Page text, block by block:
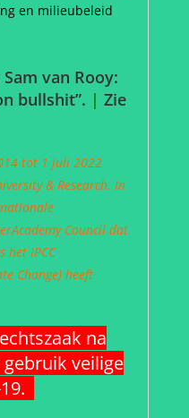
en milieubeleid
van Rooy:
bullshit”. | Zie
tot 1 juli 2022
& Research. In
Council dat
het IPCC
Change) heeft
na
veilige